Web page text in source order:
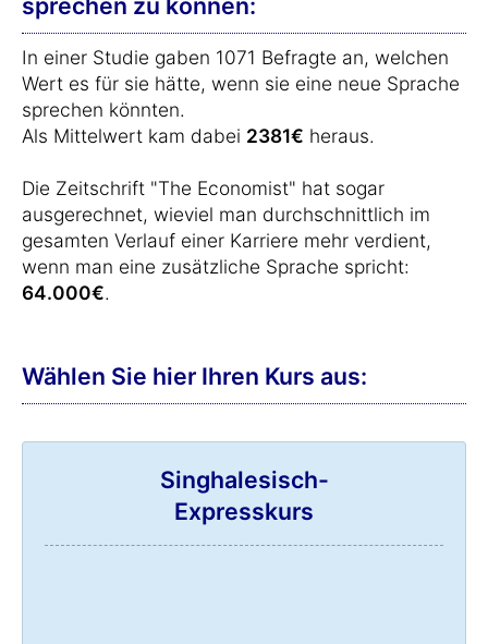
In einer Studie gaben 1071 Befragte an, welchen
Wert es für sie hätte, wenn sie eine neue Sprache
sprechen könnten.
Als Mittelwert kam dabei 2381€ heraus.
Die Zeitschrift "The Economist" hat sogar
ausgerechnet, wieviel man durchschnittlich im
gesamten Verlauf einer Karriere mehr verdient,
wenn man eine zusätzliche Sprache spricht:
64.000€.
Wählen Sie hier Ihren Kurs aus:
Singhalesisch-
Expresskurs